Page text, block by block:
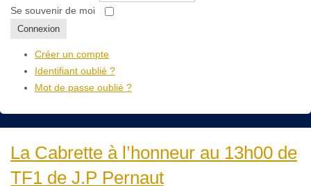
Se souvenir de moi
Connexion
Créer un compte
Identifiant oublié ?
Mot de passe oublié ?
La Cabrette à l’honneur au 13h00 de
TF1 de J.P Pernaut